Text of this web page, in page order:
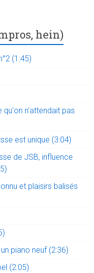
hein)
(1:45)
n'attendait pas
est unique (3:04)
de JSB, influence
et plaisirs balisés
piano neuf (2:36)
(2:05)